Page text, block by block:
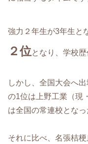
強力２年生が3年生と
２位となり、学校
しかし、全国大会へ
の1位は上野工業（現
は全国の常連校となっ
それに比べ、名張桔